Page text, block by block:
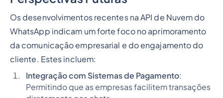
Os desenvolvimentos recentes na API de Nuvem do
WhatsApp indicam um forte foco no aprimoramento
da comunicação empresarial e do engajamento do
cliente. Estes incluem:
Integração com Sistemas de Pagamento:
Permitindo que as empresas facilitem transações